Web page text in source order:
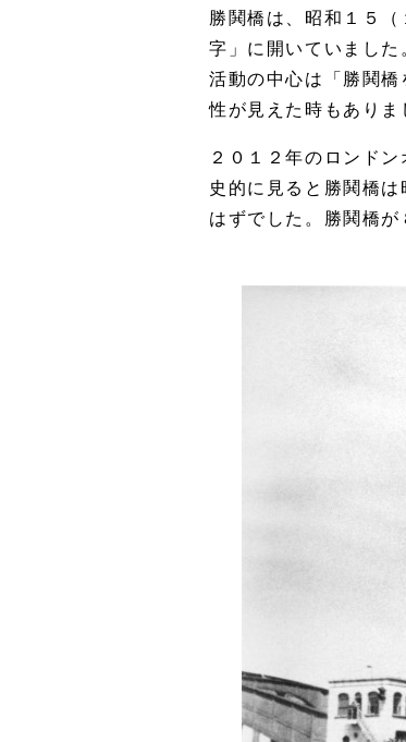
勝鬨橋は、昭和１５
字」に開いていました
活動の中心は「勝鬨
性が見えた時もありま
２０１２年のロンド
史的に見ると勝鬨橋
はずでした。勝鬨橋